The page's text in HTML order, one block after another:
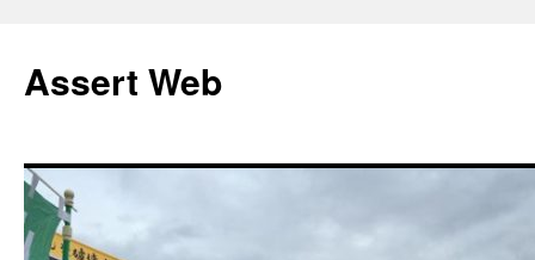
テ
ン
ス
キ
ッ
プ
Assert Web